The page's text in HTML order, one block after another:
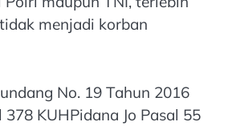
menjadi korban
No. 19 Tahun 2016
KUHPidana Jo Pasal 55